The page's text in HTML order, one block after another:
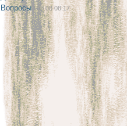
Вопросы| 08.08 08:17